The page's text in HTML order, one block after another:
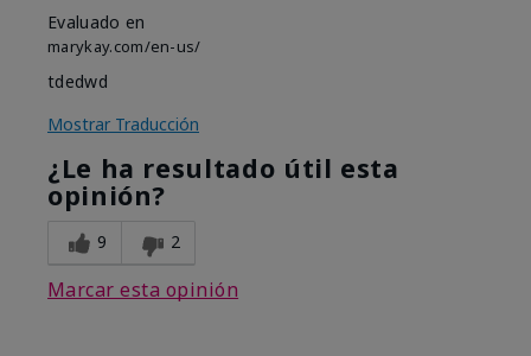
Evaluado en
marykay.com/en-us/
tdedwd
Mostrar Traducción
¿Le ha resultado útil esta
opinión?
9 2
Marcar esta opinión